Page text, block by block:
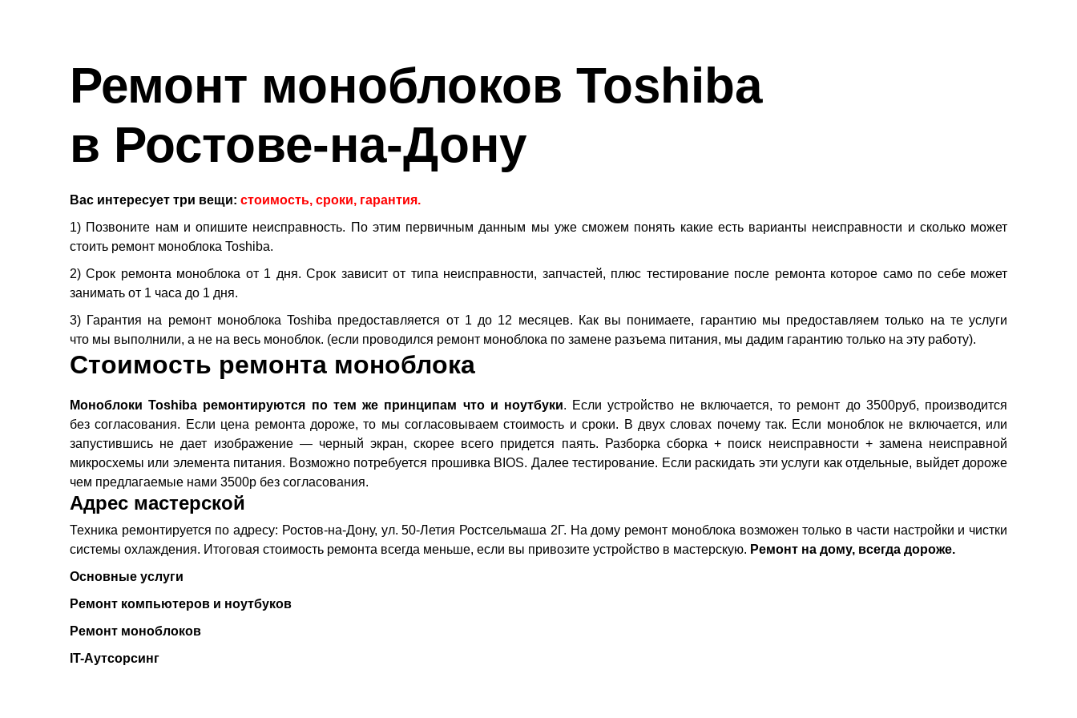
Ремонт моноблоков Toshiba
в Ростове-на-Дону
Вас интересует три вещи: стоимость, сроки, гарантия.
1) Позвоните нам и опишите неисправность. По этим первичным данным мы уже сможем понять какие есть варианты неисправности и сколько может
стоить ремонт моноблока Toshiba.
2) Срок ремонта моноблока от 1 дня. Срок зависит от типа неисправности, запчастей, плюс тестирование после ремонта которое само по себе может
занимать от 1 часа до 1 дня.
3) Гарантия на ремонт моноблока Toshiba предоставляется от 1 до 12 месяцев. Как вы понимаете, гарантию мы предоставляем только на те услуги
что мы выполнили, а не на весь моноблок. (если проводился ремонт моноблока по замене разъема питания, мы дадим гарантию только на эту работу).
Стоимость ремонта моноблока
Моноблоки Toshiba ремонтируются по тем же принципам что и ноутбуки. Если устройство не включается, то ремонт до 3500руб, производится
без согласования. Если цена ремонта дороже, то мы согласовываем стоимость и сроки. В двух словах почему так. Если моноблок не включается, или
запустившись не дает изображение — черный экран, скорее всего придется паять. Разборка сборка + поиск неисправности + замена неисправной
микросхемы или элемента питания. Возможно потребуется прошивка BIOS. Далее тестирование. Если раскидать эти услуги как отдельные, выйдет дороже
чем предлагаемые нами 3500р без согласования.
Адрес мастерской
Техника ремонтируется по адресу: Ростов-на-Дону, ул. 50-Летия Ростсельмаша 2Г. На дому ремонт моноблока возможен только в части настройки и чистки
системы охлаждения. Итоговая стоимость ремонта всегда меньше, если вы привозите устройство в мастерскую. Ремонт на дому, всегда дороже.
Основные услуги
Ремонт компьютеров и ноутбуков
Ремонт моноблоков
IT-Аутсорсинг